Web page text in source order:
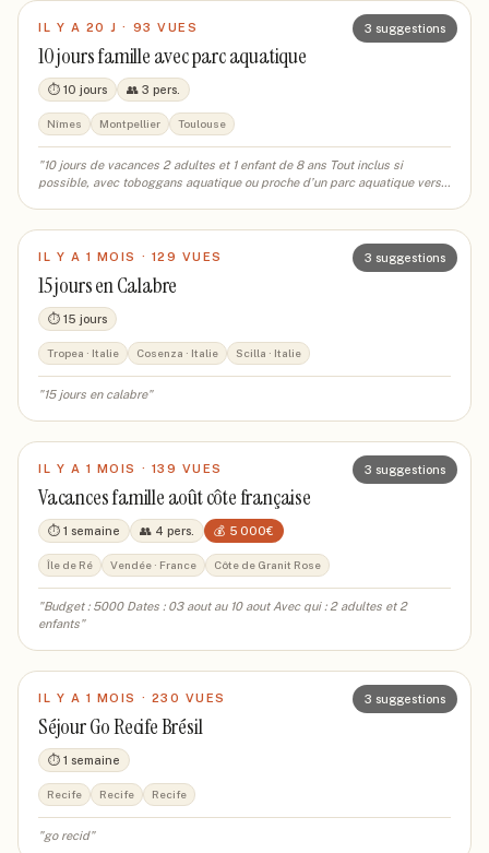
3 suggestions
IL Y A 20 J · 93 VUE S
10 jours famille avec parc aquatique
⏱ 10 jours 👥 3 pers.
Nîmes Montpellier Toulouse
"10 jours de vacances 2 adultes et 1 enfant de 8 ans Tout inclus si
possible, avec toboggans aquatique ou proche d’un parc aquatique vers
3 suggestions
IL Y A 1 MOIS · 129 VUES
15 jours en Calabre
⏱ 15 jours
Tropea · Italie Cosenza · Italie Scilla · Italie
"15 jours en calabre"
3 suggestions
IL Y A 1 MOIS · 139 VUES
Vacances famille août côte française
⏱ 1 semaine 👥 4 pers. 💰 5 000€
Île de Ré Vendée · France Côte de Granit Rose
"Budget : 5000 Dates : 03 aout au 10 aout Avec qui : 2 adultes et 2
enfants"
3 suggestions
IL Y A 1 MOIS · 230 VUES
Séjour Go Recife Brésil
⏱ 1 semaine
Recife Recife Recife
"go recid"